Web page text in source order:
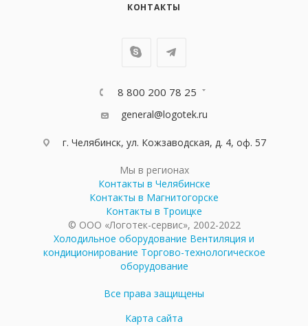
КОНТАКТЫ
8 800 200 78 25
general@logotek.ru
г. Челябинск, ул. Кожзаводская, д. 4, оф. 57
Мы в регионах
Контакты в Челябинске
Контакты в Магнитогорске
Контакты в Троицке
© ООО «Логотек-сервис», 2002-2022
Холодильное оборудование Вентиляция и
кондиционирование Торгово-технологическое
оборудование
Все права защищены
Карта сайта